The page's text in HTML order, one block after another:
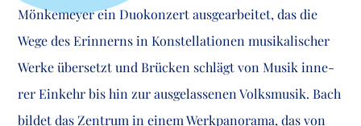
Mön­ke­mey­er ein Duo­kon­zert aus­ge­ar­bei­tet, das die
Wege des Erin­nerns in Kon­stel­la­tio­nen musi­ka­li­scher
Wer­ke über­setzt und Brü­cken schlägt von Musik inne­
rer Ein­kehr bis hin zur aus­ge­las­se­nen Volks­mu­sik. Bach
bil­det das Zen­trum in einem Werk­pan­ora­ma, das von